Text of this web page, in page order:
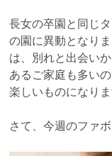
長女の卒園と同じ
の園に異動となり
は、別れと出会い
あるご家庭も多い
楽しいものになりま
さて、今週のファ